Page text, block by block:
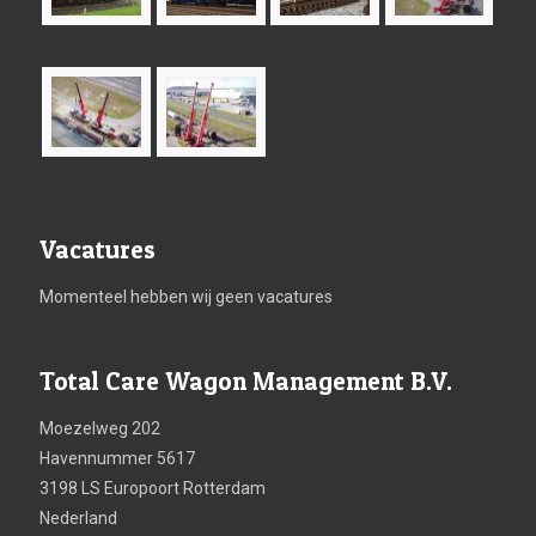
Vacatures
Momenteel hebben wij geen vacatures
Total Care Wagon Management B.V.
Moezelweg 202
Havennummer 5617
3198 LS Europoort Rotterdam
Nederland